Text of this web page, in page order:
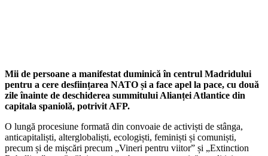
Mii de persoane a manifestat duminică în centrul Madridului
pentru a cere desființarea NATO și a face apel la pace, cu două
zile înainte de deschiderea summitului Alianței Atlantice din
capitala spaniolă, potrivit AFP.
O lungă procesiune formată din convoaie de activiști de stânga,
anticapitaliști, alterglobaliști, ecologiști, feminiști și comuniști,
precum și de mișcări precum „Vineri pentru viitor” și „Extinction